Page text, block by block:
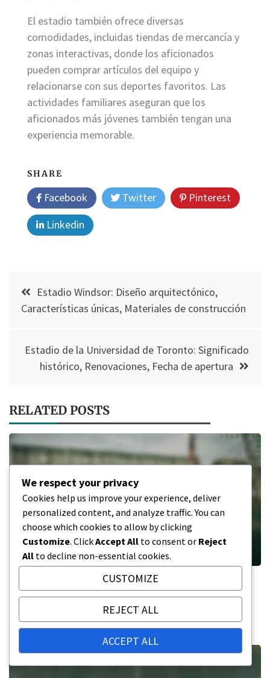
El estadio también ofrece diversas
comodidades, incluidas tiendas de mercancía y
zonas interactivas, donde los aficionados
pueden comprar artículos del equipo y
relacionarse con sus deportes favoritos. Las
actividades familiares aseguran que los
aficionados más jóvenes también tengan una
experiencia memorable.
SHARE
Facebook Twitter
Pinterest
Linkedin
Post
navigation
Estadio Windsor: Diseño arquitectónico,
Características únicas, Materiales de construcción
Estadio de la Universidad de Toronto: Significado
histórico, Renovaciones, Fecha de apertura
RELATED POSTS
Rogers Centre: Capacidad de asientos,
Planes de expansión, Uso actual
We respect your privacy
Cookies help us improve your experience, deliver
personalized content, and analyze traffic. You can
choose which cookies to allow by clicking
Customize. ClickAccept All to consent or Reject
All to decline non-essential cookies.
CUSTOMIZE
REJECT ALL
ACCEPT ALL